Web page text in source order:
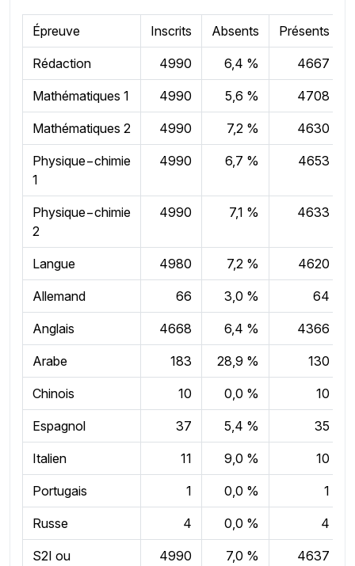
Épreuve Inscrits Absents Présents
Rédaction 4990 6,4 % 4667
Mathématiques 1 4990 5,6 % 4708
Mathématiques 2 4990 7,2 % 4630
Physique−chimie
1
4990 6,7 % 4653
Physique−chimie
2
4990 7,1 % 4633
Langue 4980 7,2 % 4620
Allemand 66 3,0 % 64
Anglais 4668 6,4 % 4366
Arabe 183 28,9 % 130
Chinois 10 0,0 % 10
Espagnol 37 5,4 % 35
Italien 11 9,0 % 10
Portugais 1 0,0 % 1
Russe 4 0,0 % 4
S2I ou
4990 7,0 % 4637